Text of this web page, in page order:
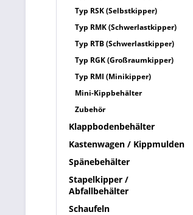
Typ RSK (Selbstkipper)
Typ RMK (Schwerlastkipper)
Typ RTB (Schwerlastkipper)
Typ RGK (Großraumkipper)
Typ RMI (Minikipper)
Mini-Kippbehälter
Zubehör
Klappbodenbehälter
Kastenwagen / Kippmulden
Spänebehälter
Stapelkipper /
Abfallbehälter
Schaufeln